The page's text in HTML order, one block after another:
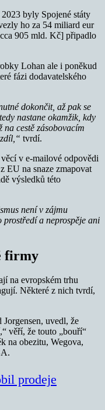
byly Spojené státy
ho za 54 miliard eur
905 mld. Kč] připadlo
Lohan ale i poněkud
fázi dodavatelského
dokončit, až pak se
nastane okamžik, kdy
cestě zásobovacím
tvrdí.
v e-mailové odpovědi
EU na snaze zmapovat
výsledků této
není v zájmu
a neprospěje ani
firmy
na evropském trhu
Některé z nich tvrdí,
uvedl, že
věří, že touto „bouří“
na obezitu, Wegova,
prodeje